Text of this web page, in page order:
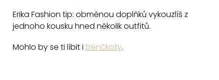
Erika Fashion tip: obměnou doplňků vykouzlíš z
jednoho kousku hned několik outfitů.
Mohlo by se ti líbit i trenčkoty.